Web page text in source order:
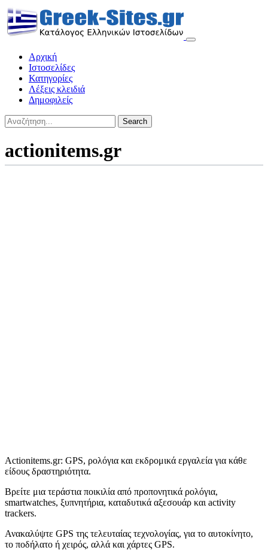
Αρχική
Ιστοσελίδες
Κατηγορίες
Λέξεις κλειδιά
Δημοφιλείς
Search
actionitems.gr
Actionitems.gr: GPS, ρολόγια και εκδρομικά εργαλεία για κάθε
είδους δραστηριότητα.
Βρείτε μια τεράστια ποικιλία από προπονητικά ρολόγια,
smartwatches, ξυπνητήρια, καταδυτικά αξεσουάρ και activity
trackers.
Ανακαλύψτε GPS της τελευταίας τεχνολογίας, για το αυτοκίνητο,
το ποδήλατο ή χειρός, αλλά και χάρτες GPS.